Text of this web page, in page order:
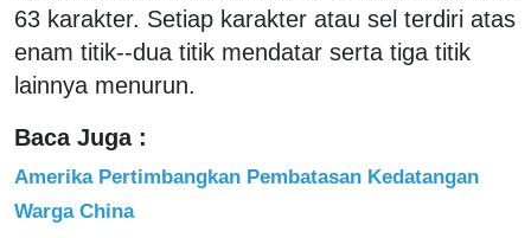
63 karakter. Setiap karakter atau sel terdiri atas
enam titik--dua titik mendatar serta tiga titik
lainnya menurun.
Baca Juga :
Amerika Pertimbangkan Pembatasan Kedatangan
Warga China